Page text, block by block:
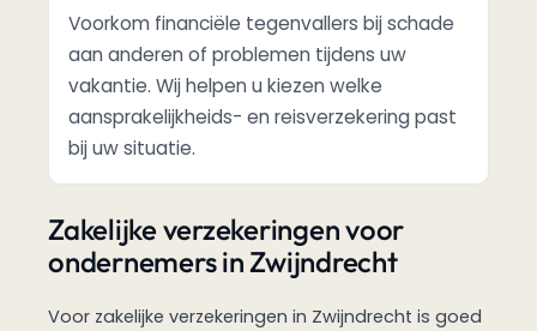
Voorkom financiële tegenvallers bij schade
aan anderen of problemen tijdens uw
vakantie. Wij helpen u kiezen welke
aansprakelijkheids- en reisverzekering past
bij uw situatie.
Zakelijke verzekeringen voor
ondernemers in Zwijndrecht
Voor zakelijke verzekeringen in Zwijndrecht is goed